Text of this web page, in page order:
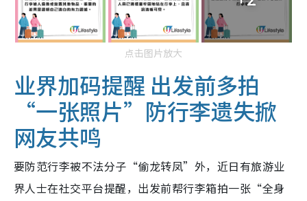
点击图片放大
业界加码提醒 出发前多拍
“一张照片”防行李遗失掀
网友共鸣
要防范行李被不法分子“偷龙转凤”外，近日有旅游业
界人士在社交平台提醒，出发前帮行李箱拍一张“全身